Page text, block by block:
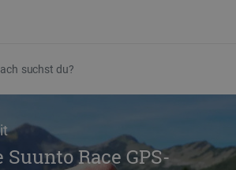
Race GPS-